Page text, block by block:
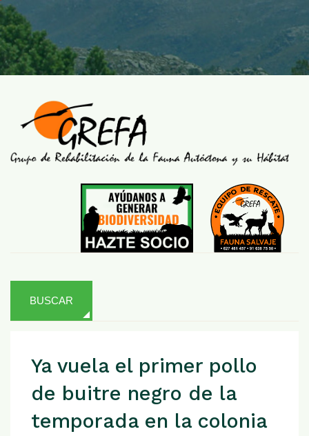
BUSCAR
Ya vuela el primer pollo
de buitre negro de la
temporada en la colonia